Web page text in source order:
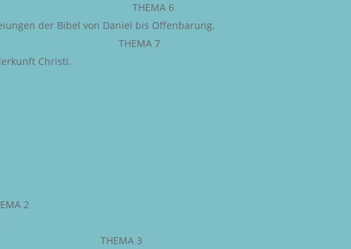
THEMA 6
der Bibel von Daniel bis Offenbarung.
THEMA 7
Christi.
2
THEMA 3